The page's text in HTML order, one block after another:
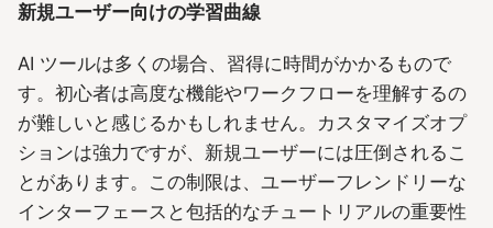
新規ユーザー向けの学習曲線
AI ツールは多くの場合、習得に時間がかかるもので
す。初心者は高度な機能やワークフローを理解するの
が難しいと感じるかもしれません。カスタマイズオプ
ションは強力ですが、新規ユーザーには圧倒されるこ
とがあります。この制限は、ユーザーフレンドリーな
インターフェースと包括的なチュートリアルの重要性